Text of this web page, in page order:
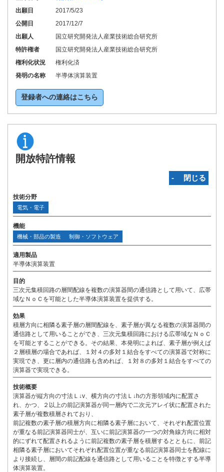
出願日
2017/5/23
公開日
2017/12/7
出願人
国立研究開発法人産業技術総合研究所
特許権者
国立研究開発法人産業技術総合研究所
権利化状況
権利化済
発明の名称
半導体演算装置
登録者への連絡はこちら
開放特許情報
‐ 閉じる
技術分野
電気・電子
機能
機械・部品の製造 制御・ソフトウェア
適用製品
半導体演算装置
目的
三次元集積回路の層間配線を複数の演算器間の通信路として用いて、広帯
域なＮｏＣを可能とした半導体演算装置を提供する。
効果
積層方向に相隣る素子層の層間配線を、素子層が異なる複数の演算器間の
通信路として用いることができ、三次元集積回路における広帯域なＮｏＣ
を可能とすることができる。その結果、本発明によれば、素子層が例えば
２層積層の場合であれば、１対４の多対１結合をすべての演算器で対称に
実現でき、更に層内の通信路も含めれば、１対８の多対１結合をすべての
演算器で実現できる。
技術概要
演算器が縦方向の寸法Ｌ↓v、横方向の寸法Ｌ↓hの方形領域内に配置さ
れ、かつ、２以上の前記演算器が同一層内で二次元アレイ状に配置された
素子層が複数積層されており、
前記複数の素子層の積層方向に相隣る素子層において、それぞれ配置位置
が重なる前記演算器同士が、互いに前記演算器の一つの対角線方向に相対
的にずれて配置されるように前記複数の素子層を積層するとともに、前記
相隣る素子層においてそれぞれ配置位置が重なる前記演算器同士を配線に
より接続し、層間の前記配線を通信路として用いることを特徴とする半導
体演算装置。